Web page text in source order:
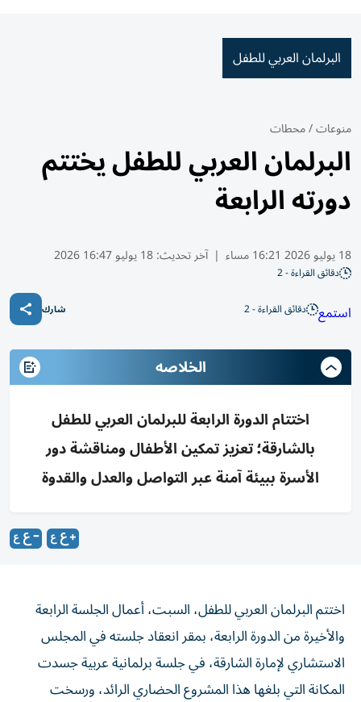
البرلمان العربي للطفل
منوعات/محطات
البرلمان العربي للطفل يختتم
دورته الرابعة
18 يوليو 2026 16:21 مساء | آخر تحديث:18 يوليو 16:47 2026
دقائق القراءة - 2
استمع دقائق القراءة - 2 شارك
الخلاصه
اختتام الدورة الرابعة للبرلمان العربي للطفل
بالشارقة؛ تعزيز تمكين الأطفال ومناقشة دور
الأسرة ببيئة آمنة عبر التواصل والعدل والقدوة
اختتم البرلمان العربي للطفل، السبت، أعمال الجلسة الرابعة
والأخيرة من الدورة الرابعة، بمقر انعقاد جلسته في المجلس
الاستشاري لإمارة الشارقة، في جلسة برلمانية عربية جسدت
المكانة التي بلغها هذا المشروع الحضاري الرائد، ورسخت